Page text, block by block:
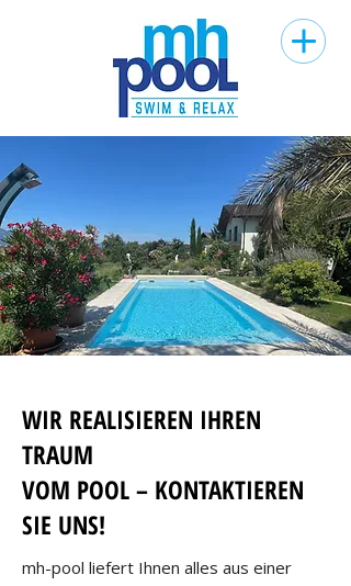
WIR REALISIEREN IHREN
TRAUM
VOM POOL – KONTAKTIEREN
SIE UNS!
mh-pool liefert Ihnen alles aus einer